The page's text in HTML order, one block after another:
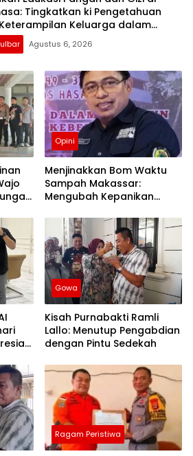
Tingkatkan ki Pengetahuan
Keluarga dalam
Gizi
Agustus 6, 2026
Opini
Menjinakkan Bom Waktu
Sampah Makassar:
Mengubah Kepanikan
Berbasis RT
Gowa
Kisah Purnabakti Ramli
Lallo: Menutup Pengabdian
dengan Pintu Sedekah
Ragam Peristiwa